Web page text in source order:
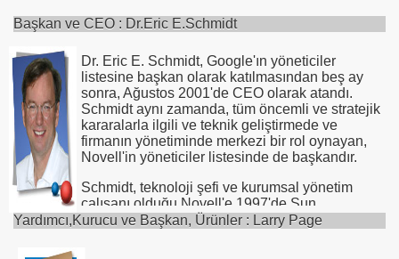
Başkan ve CEO : Dr.Eric E.Schmidt
Dr. Eric E. Schmidt, Google'ın yöneticiler
listesine başkan olarak katılmasından beş ay
sonra, Ağustos 2001'de CEO olarak atandı.
Schmidt aynı zamanda, tüm öncemli ve stratejik
kararalarla ilgili ve teknik geliştirmede ve
firmanın yönetiminde merkezi bir rol oynayan,
Novell'in yöneticiler listesinde de başkandır.
Schmidt, teknoloji şefi ve kurumsal yönetim
çalışanı olduğu Novell'e 1997'de Sun
Microsystems, Inc.'ten gelmiştir. Sun'da geçirdiği
Yardımcı,Kurucu ve Başkan, Ürünler : Larry Page